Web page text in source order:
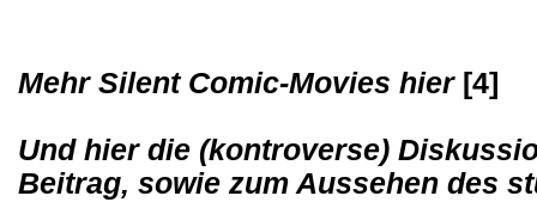
Mehr Silent Comic-Movies hier[4]
Und hier die (kontroverse)
Beitrag, sowie zum Aussehen des